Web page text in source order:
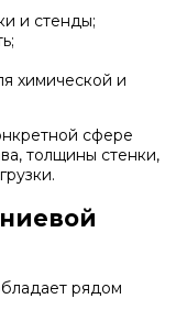
и стенды;
химической и
сфере
толщины стенки,
рядом